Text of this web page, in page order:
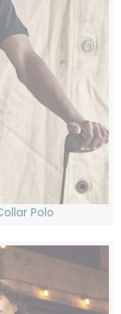
Polo